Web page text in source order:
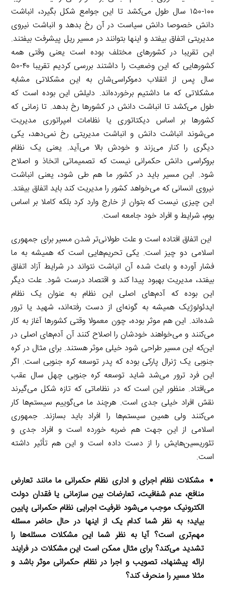
۱۰۰-۱۵۰ سال طول می‌کشد تا این جوامع شکل بگیرد، انباشت
دانش خصوصا دانش سیاست در آن رخ بدهد و انباشت نیروی
مدیریتی اتفاق بیفتد و اینها بتوانند در مسیر ریل پیشرفت بیفتند.
این تقریبا در کشورهای مختلف بوده است یعنی وقتی همه
کشورهایی که این وضعیت را داشتند بررسی کردیم تقریبا ۴۰-۵۰
سال پس از انقلاب دموکراسی‌شان به این مشکلاتی مشابه
مشکلاتی که ما داشتیم برخورده‌اند. دلیلش این بوده است که
طول می‌کشد تا انباشت دانش در کشورها رخ بدهد. تا زمانی که
کشورها بر اساس دیکتاتوری یا نظامات امپراتوری مدیریت
می‌شوند انباشت دانش و انباشت مدیریتی رخ نمی‌دهد، یکی
دیگری را کنار می‌زند و خودش بالا می‌آید. یعنی یک نظام
بروکراسی دانش حکمرانی نیست که تصمیماتی اتخاذ و اصلاح
شود. این مسیر باید در کشور ما هم طی شود، یعنی انباشت
نیروی انسانی که می‌خواهد کشور را مدیریت کند باید اتفاق بیفتد.
این چیزی نیست که بتوان از خارج وارد کرد بلکه کاملا بر اساس
بوم، شرایط و افراد خود جامعه است.
این اتفاق افتاده است و علت طولانی‌تر شدن مسیر برای جمهوری
اسلامی دو چیز است. یکی تحریم‌هایی است که همیشه به ما
فشار آورده و باعث شده آن انباشت نتواند در شرایط آزاد اتفاق
بیفتد، مدیریت بهبود پیدا کند و اقتصاد درست شود. علت دیگر
این بوده که آدم‌های اصلی این نظام به عنوان یک نظام
ایدئولوژیک همیشه به گونه‌ای از دست رفته‌اند، شهید یا ترور
شده‌اند. این هم موثر بوده، چون معمولا وقتی کشورها آغاز به کار
می‌کنند و می‌خواهند خودشان را اصلاح کنند آن آدم‌های اصلی در
این‌که این مسیر طراحی شود خیلی موثر هستند. برای مثال در کره
جنوبی یک ژنرال پارکی بوده که پدر توسعه کره جنوبی است. اگر
این فرد ترور می‌شد شاید توسعه کره جنوبی چهل سال عقب
می‌افتاد. منظور این است که در نظاماتی که تازه شکل می‌گیرند
نقش افراد خیلی جدی است. هرچند ما می‌گوییم سیستم‌ها کار
می‌کنند ولی همین سیستم‌ها را افراد باید بسازند. جمهوری
اسلامی از این جهت هم ضربه خورده است و افراد جدی و
تئوریسین‌هایش را از دست داده است و این هم تأثیر داشته
است.
مشکلات نظام اجرای و اداری نظام حکمرانی ما مانند تعارض
منافع، عدم شفافیت، تعارضات بین سازمانی یا فقدان دولت
الکترونیک موجب می‌شود ظرفیت اجرایی نظام حکمرانی پایین
بیاید؛ به نظر شما کدام یک از اینها در حال حاضر مسئله
مهم‌تری است؟ آیا به نظر شما این مشکلات مسئله‌ها را
تشدید می‌کند؟ برای مثال ممکن است این مشکلات در فرایند
ارائه پیشنهاد، تصویب و اجرا در نظام حکمرانی موثر باشد و
مثلا مسیر را منحرف کند؟